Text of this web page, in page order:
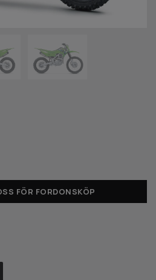
FÖR FORDONSKÖP